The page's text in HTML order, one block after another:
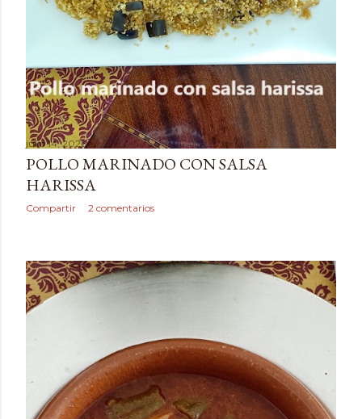
julio 14, 2026
POLLO MARINADO CON SALSA
HARISSA
Compartir 2 comentarios